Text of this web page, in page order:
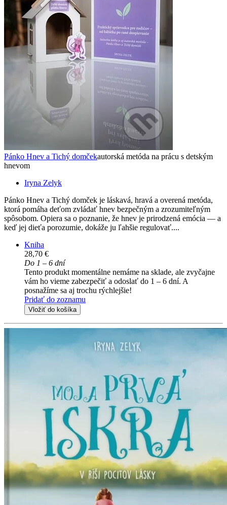
Pánko Hnev a Tichý domčekautorská metóda na prácu s detským
hnevom
Iryna Zelyk
Pánko Hnev a Tichý domček je láskavá, hravá a overená metóda,
ktorá pomáha deťom zvládať hnev bezpečným a zrozumiteľným
spôsobom. Opiera sa o poznanie, že hnev je prirodzená emócia — a
keď jej dieťa porozumie, dokáže ju ľahšie regulovať....
Kniha
28,70 €
Do 1 – 6 dní
Tento produkt momentálne nemáme na sklade, ale zvyčajne
vám ho vieme zabezpečiť a odoslať do 1 – 6 dní. A
posnažíme sa aj trochu rýchlejšie!
Pridať do zoznamu
Vložiť do košíka